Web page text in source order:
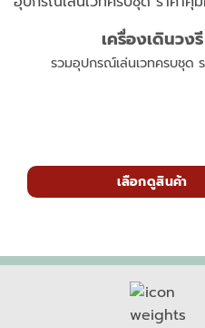
เครื่องเดินวงรี
รวมอุปกรณ์เล่นเวทครบชุด
เลือกดูสินค้า